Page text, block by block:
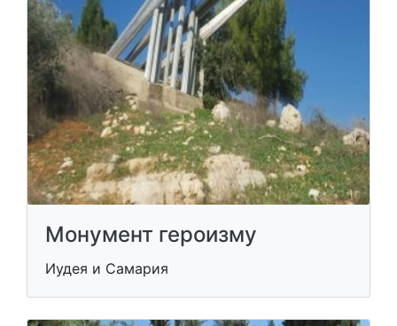
Монумент героизму
Иудея и Самария